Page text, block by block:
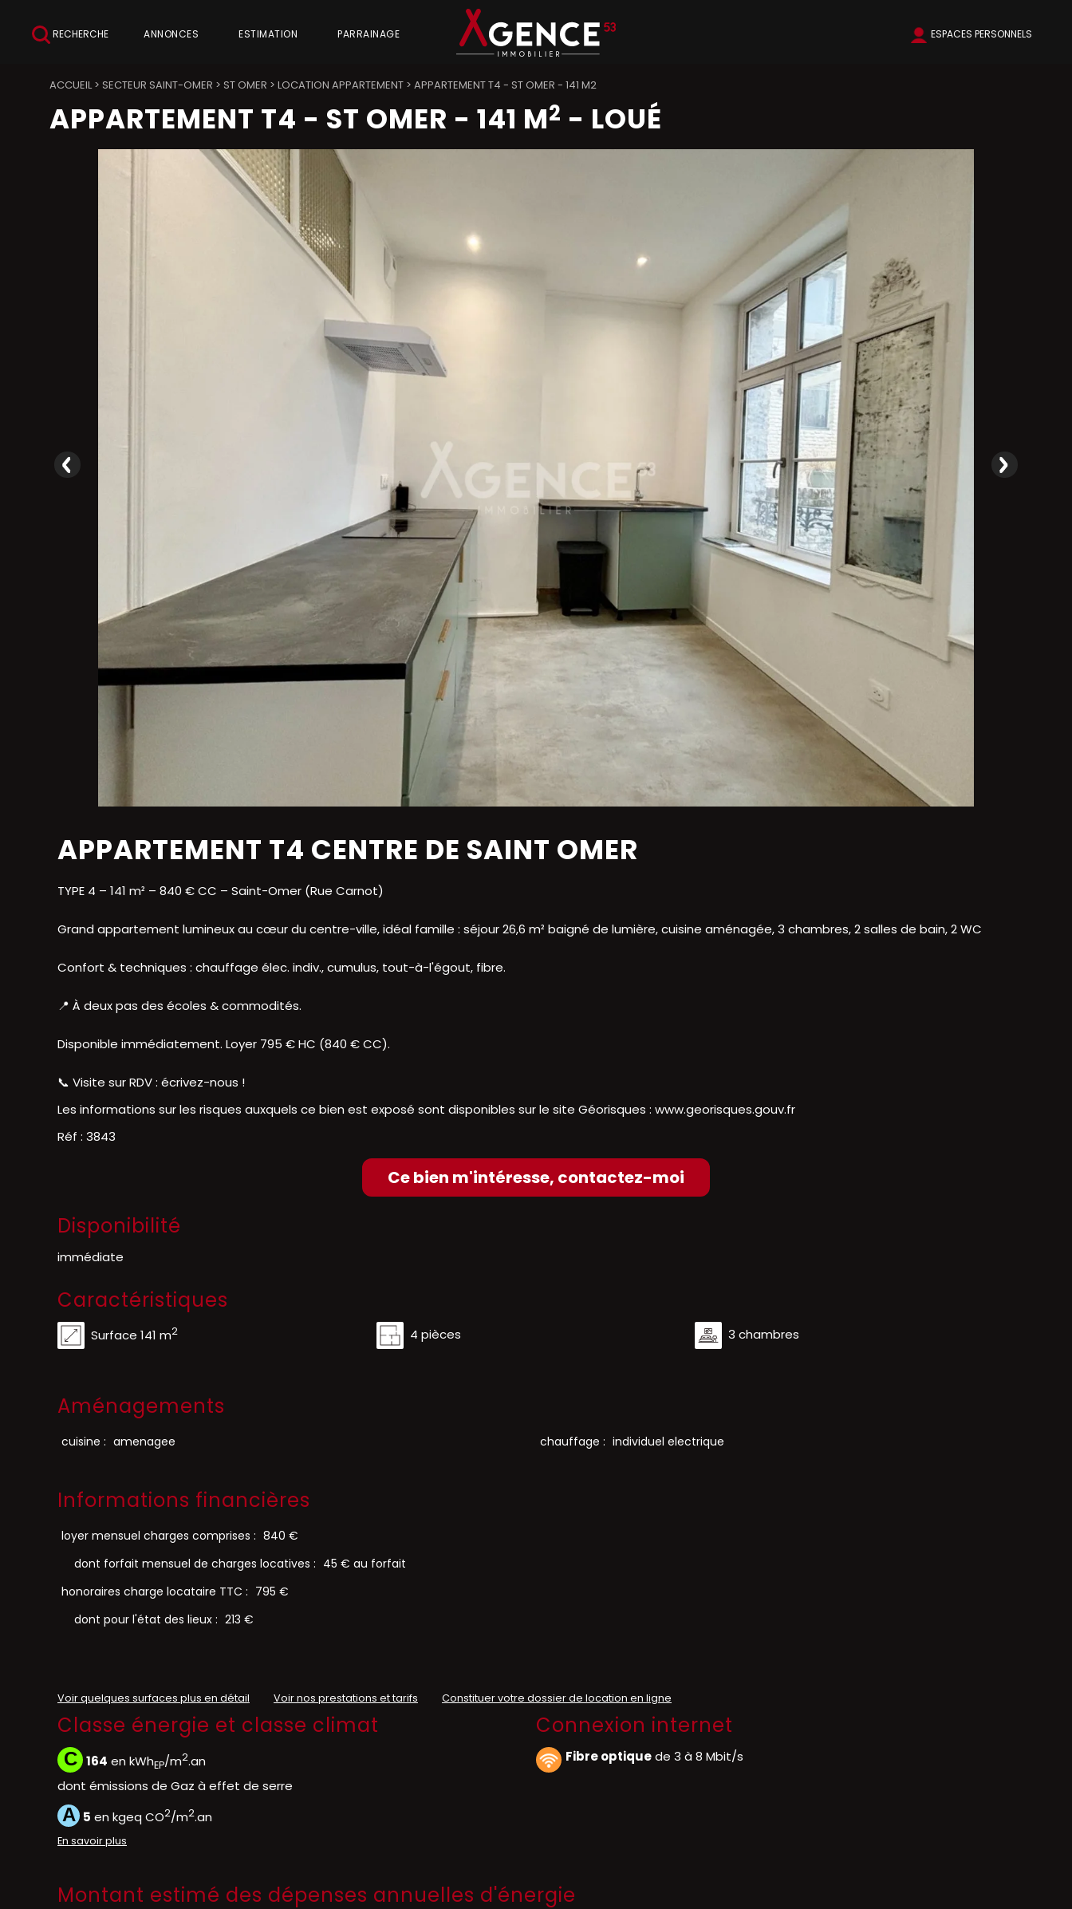
RECHERCHE ESPACES PERSONNELS
ANNONCES ESTIMATION PARRAINAGE
ACCUEIL> SECTEUR SAINT-OMER > ST OMER > LOCATION APPARTEMENT > APPARTEMENT T4 - ST OMER - 141 M2
APPARTEMENT T4 - ST OMER - 141 M2 - LOUÉ
APPARTEMENT T4 CENTRE DE SAINT OMER
TYPE 4 – 141 m² – 840 € CC – Saint-Omer (Rue Carnot)
Grand appartement lumineux au cœur du centre-ville, idéal famille : séjour 26,6 m² baigné de lumière, cuisine aménagée, 3 chambres, 2 salles de bain, 2 WC
Confort & techniques : chauffage élec. indiv., cumulus, tout-à-l'égout, fibre.
📍 À deux pas des écoles & commodités.
Disponible immédiatement. Loyer 795 € HC (840 € CC).
📞 Visite sur RDV : écrivez-nous !
Les informations sur les risques auxquels ce bien est exposé sont disponibles sur le site Géorisques : www.georisques.gouv.fr
Réf : 3843
Ce bien m'intéresse, contactez-moi
Disponibilité
immédiate
Caractéristiques
Surface 141 m2 4 pièces 3 chambres
Aménagements
cuisine : amenagee chauffage : individuel electrique
Informations financières
loyer mensuel charges comprises : 840 €
dont forfait mensuel de charges locatives : 45 € au forfait
honoraires charge locataire TTC : 795 €
dont pour l'état des lieux : 213 €
Voir quelques surfaces plus en détail Voir nos prestations et tarifs Constituer votre dossier de location en ligne
Classe énergie et classe climat
C 164 en kWhEP/m2.an
dont émissions de Gaz à effet de serre
A 5 en kgeq CO2/m2.an
En savoir plus
Connexion internet
Fibre optiquede 3 à 8 Mbit/s
Montant estimé des dépenses annuelles d'énergie